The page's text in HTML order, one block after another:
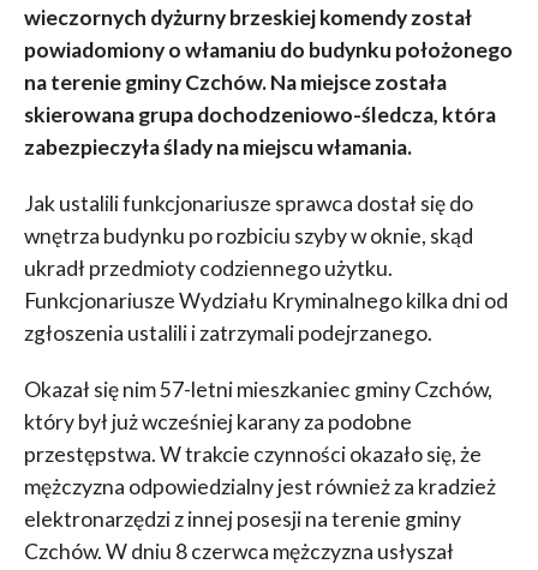
wieczornych dyżurny brzeskiej komendy został
powiadomiony o włamaniu do budynku położonego
na terenie gminy Czchów. Na miejsce została
skierowana grupa dochodzeniowo-śledcza, która
zabezpieczyła ślady na miejscu włamania.
Jak ustalili funkcjonariusze sprawca dostał się do
wnętrza budynku po rozbiciu szyby w oknie, skąd
ukradł przedmioty codziennego użytku.
Funkcjonariusze Wydziału Kryminalnego kilka dni od
zgłoszenia ustalili i zatrzymali podejrzanego.
Okazał się nim 57-letni mieszkaniec gminy Czchów,
który był już wcześniej karany za podobne
przestępstwa. W trakcie czynności okazało się, że
mężczyzna odpowiedzialny jest również za kradzież
elektronarzędzi z innej posesji na terenie gminy
Czchów. W dniu 8 czerwca mężczyzna usłyszał